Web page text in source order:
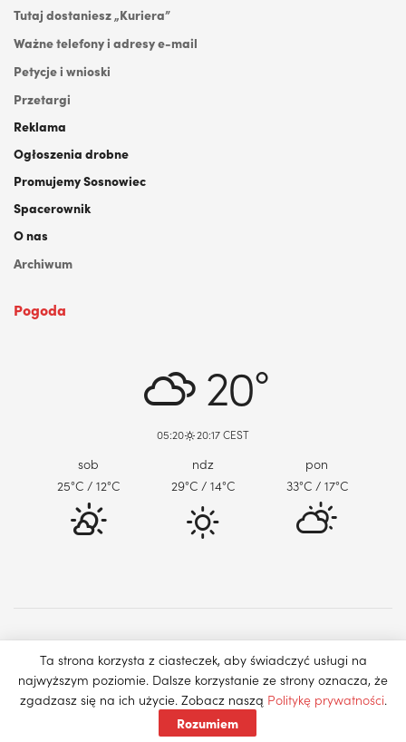
Tutaj dostaniesz „Kuriera”
Ważne telefony i adresy e-mail
Petycje i wnioski
Przetargi
Reklama
Ogłoszenia drobne
Promujemy Sosnowiec
Spacerownik
O nas
Archiwum
Pogoda
20°
05:20 20:17 CEST
sob ndz
pon
25°C / 12°C 29°C/ 14°C 33°C/ 17°C
© 2023 Kurier Miejski. Wszystkie prawa zastrzeżone. Polityka
prywatności.
Ta strona korzysta z ciasteczek, aby świadczyć usługi na
najwyższym poziomie. Dalsze korzystanie ze strony oznacza, że
zgadzasz się na ich użycie. Zobacz naszą Politykę prywatności.
Rozumiem